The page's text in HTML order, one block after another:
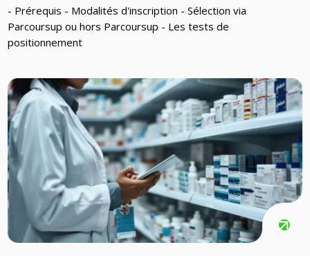
- Prérequis - Modalités d'inscription - Sélection via
Parcoursup ou hors Parcoursup - Les tests de
positionnement